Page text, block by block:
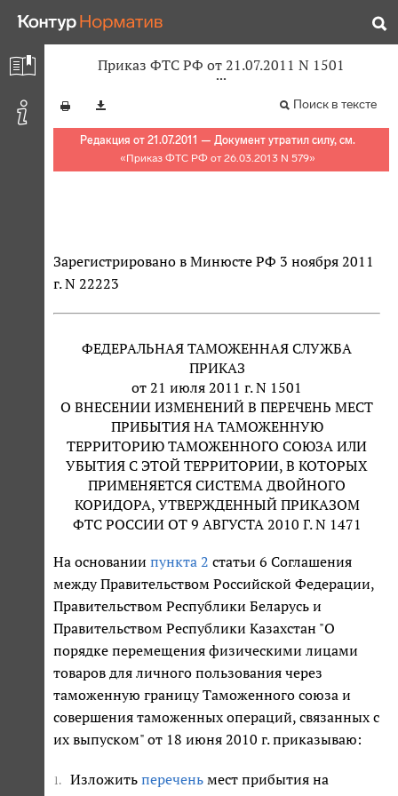
Приказ ФТС РФ от 21.07.2011 N 1501
Поиск в тексте
Редакция от 21.07.2011 — Документ утратил силу, см.
«Приказ ФТС РФ от 26.03.2013 N 579»
Зарегистрировано в Минюсте РФ 3 ноября 2011
г. N 22223
ФЕДЕРАЛЬНАЯ ТАМОЖЕННАЯ СЛУЖБА
ПРИКАЗ
от 21 июля 2011 г. N 1501
О ВНЕСЕНИИ ИЗМЕНЕНИЙ В ПЕРЕЧЕНЬ МЕСТ
ПРИБЫТИЯ НА ТАМОЖЕННУЮ
ТЕРРИТОРИЮ ТАМОЖЕННОГО СОЮЗА ИЛИ
УБЫТИЯ С ЭТОЙ ТЕРРИТОРИИ, В КОТОРЫХ
ПРИМЕНЯЕТСЯ СИСТЕМА ДВОЙНОГО
КОРИДОРА, УТВЕРЖДЕННЫЙ ПРИКАЗОМ
ФТС РОССИИ ОТ 9 АВГУСТА 2010 Г. N 1471
На основании пункта 2 статьи 6 Соглашения
между Правительством Российской Федерации,
Правительством Республики Беларусь и
Правительством Республики Казахстан "О
порядке перемещения физическими лицами
товаров для личного пользования через
таможенную границу Таможенного союза и
совершения таможенных операций, связанных с
их выпуском" от 18 июня 2010 г. приказываю:
1. Изложить перечень мест прибытия на